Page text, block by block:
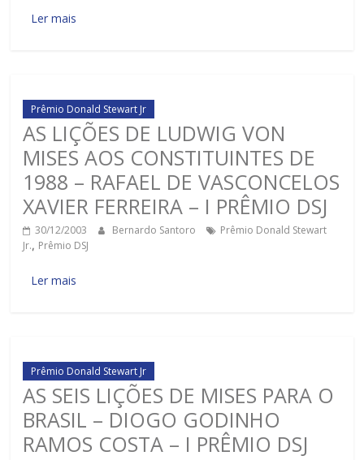
Ler mais
Prêmio Donald Stewart Jr
AS LIÇÕES DE LUDWIG VON
MISES AOS CONSTITUINTES DE
1988 – RAFAEL DE VASCONCELOS
XAVIER FERREIRA – I PRÊMIO DSJ
30/12/2003 Bernardo Santoro
Prêmio Donald Stewart
Jr., Prêmio DSJ
Ler mais
Prêmio Donald Stewart Jr
AS SEIS LIÇÕES DE MISES PARA O
BRASIL – DIOGO GODINHO
RAMOS COSTA – I PRÊMIO DSJ